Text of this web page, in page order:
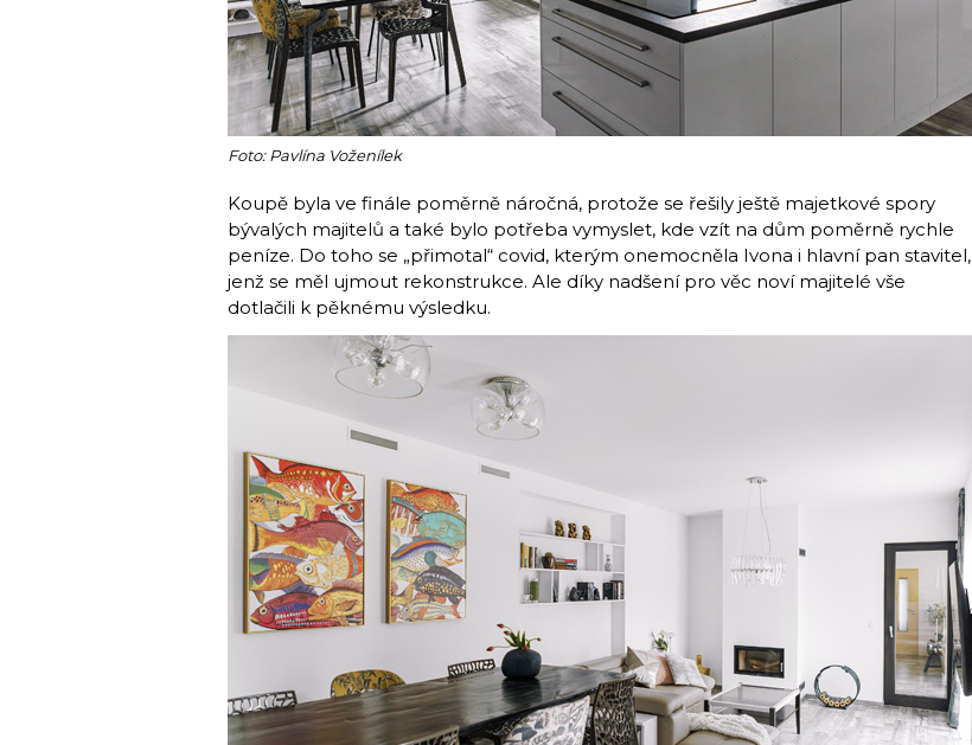
Foto: Pavlína Voženílek
Koupě byla ve finále poměrně náročná, protože se řešily ještě majetkové spory
bývalých majitelů a také bylo potřeba vymyslet, kde vzít na dům poměrně rychle
peníze. Do toho se „přimotal“ covid, kterým onemocněla Ivona i hlavní pan stavitel,
jenž se měl ujmout rekonstrukce. Ale díky nadšení pro věc noví majitelé vše
dotlačili k pěknému výsledku.